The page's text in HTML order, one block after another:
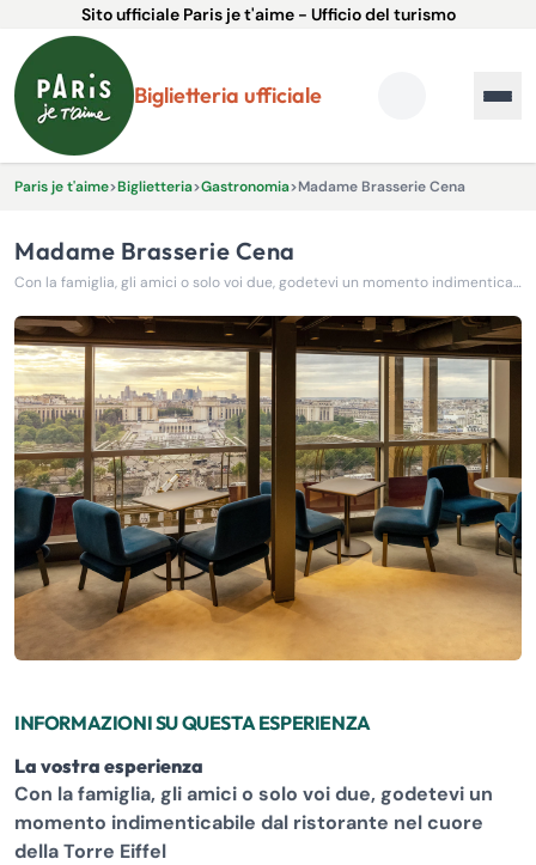
Sito ufficiale Paris je t'aime - Ufficio del turismo
Biglietteria ufficiale
Paris je t'aime>Biglietteria>Gastronomia>Madame Brasserie Cena
Madame Brasserie Cena
Con la famiglia, gli amici o solo voi due, godetevi un momento indimenticabile dal ristorante nel cuore della Torre Eiffel
INFORMAZIONI SU QUESTA ESPERIENZA
La vostra esperienza
Con la famiglia, gli amici o solo voi due, godetevi un
momento indimenticabile dal ristorante nel cuore
della Torre Eiffel